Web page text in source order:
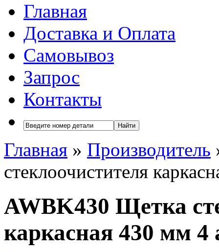
Главная
Доставка и Оплата
Самовывоз
Запрос
Контакты
Найти
Главная » Производитель
стеклоочистителя
AWBK430 Щетка
каркасная 430 мм 4